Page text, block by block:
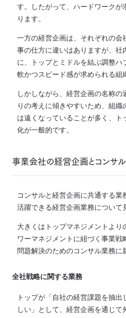
す。したがって、ハードワークが
ります。
一方の経営企画は、それぞれの
事の仕方に違いはありますが、社
に、トップとミドルを結ぶ調整
軟かつスピード感が求められる組
しかしながら、経営企画の名称の
りの考えに傾きやすいため、組
は遠くなっていることが多く、
化が一般的です。
事業会社の経営企画とコンサ
コンサルと経営企画に共通する
活躍できる経営企画業務について
大きくはトップマネジメントより
ワーマネジメントに紐づく事業
問題解決のためのコンサル業務に
全社戦略に関する業務
トップが「自社の経営課題を抽
しい」として、経営企画を通じ